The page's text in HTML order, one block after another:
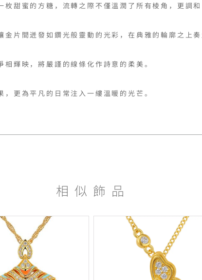
甜蜜的方糖，流轉之際不僅溫潤了所有棱角，更調
片間迸發如鑽光般靈動的光彩，在典雅的輪廓之上
輝映，將嚴謹的線條化作詩意的柔美。
更為平凡的日常注入一縷溫暖的光芒。
相似飾品